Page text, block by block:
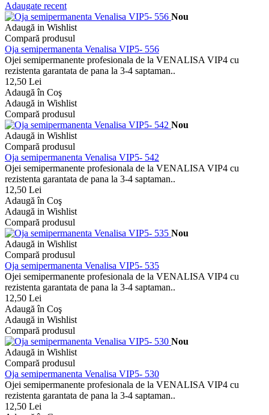
Adaugate recent
Nou
Adaugă in Wishlist
Compară produsul
Oja semipermanenta Venalisa VIP5- 556
Ojei semipermanente profesionala de la VENALISA VIP4 cu
rezistenta garantata de pana la 3-4 saptaman..
12,50 Lei
Adaugă în Coş
Adaugă in Wishlist
Compară produsul
Nou
Adaugă in Wishlist
Compară produsul
Oja semipermanenta Venalisa VIP5- 542
Ojei semipermanente profesionala de la VENALISA VIP4 cu
rezistenta garantata de pana la 3-4 saptaman..
12,50 Lei
Adaugă în Coş
Adaugă in Wishlist
Compară produsul
Nou
Adaugă in Wishlist
Compară produsul
Oja semipermanenta Venalisa VIP5- 535
Ojei semipermanente profesionala de la VENALISA VIP4 cu
rezistenta garantata de pana la 3-4 saptaman..
12,50 Lei
Adaugă în Coş
Adaugă in Wishlist
Compară produsul
Nou
Adaugă in Wishlist
Compară produsul
Oja semipermanenta Venalisa VIP5- 530
Ojei semipermanente profesionala de la VENALISA VIP4 cu
rezistenta garantata de pana la 3-4 saptaman..
12,50 Lei